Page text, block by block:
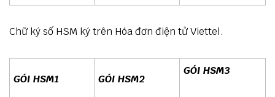
Chữ ký số HSM ký trên Hóa đơn điện tử Viettel.
GÓI HSM1 GÓI HSM2
GÓI HSM3